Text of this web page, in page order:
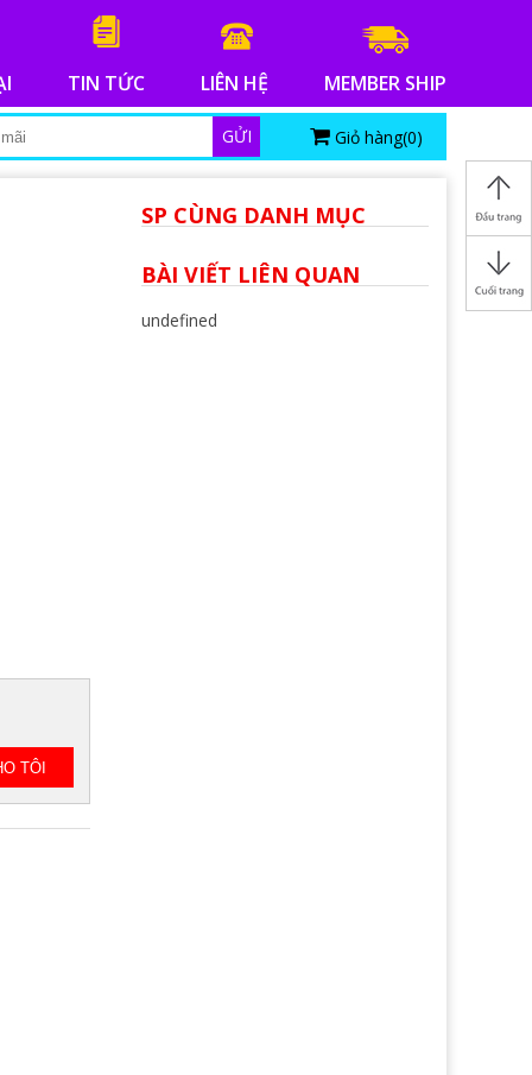
TIN TỨC LIÊN HỆ MEMBER SHIP
GỬI Giỏ hàng(0)
SP CÙNG DANH MỤC
BÀI VIẾT LIÊN QUAN
undefined